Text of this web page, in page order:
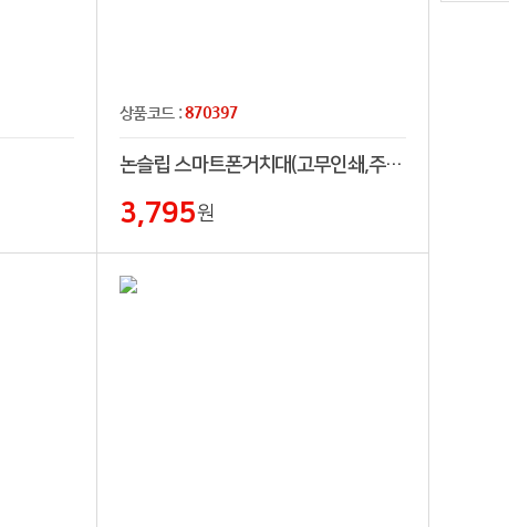
상품코드 :870397
논슬립 스마트폰거치대(고무인쇄,주차번호판)
3,795원